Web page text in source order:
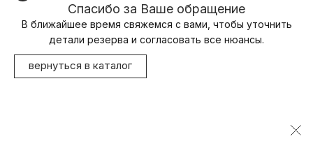
Спасибо за Ваше обращение
В ближайшее время свяжемся с вами, чтобы уточнить
детали резерва и согласовать все нюансы.
вернуться в каталог